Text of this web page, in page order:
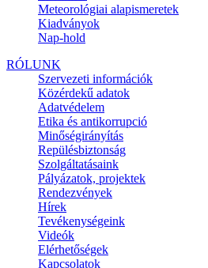
Meteorológiai alapismeretek
Kiadványok
Nap-hold
RÓLUNK
Szervezeti információk
Közérdekű adatok
Adatvédelem
Etika és antikorrupció
Minőségirányítás
Repülésbiztonság
Szolgáltatásaink
Pályázatok, projektek
Rendezvények
Hírek
Tevékenységeink
Videók
Elérhetőségek
Kapcsolatok